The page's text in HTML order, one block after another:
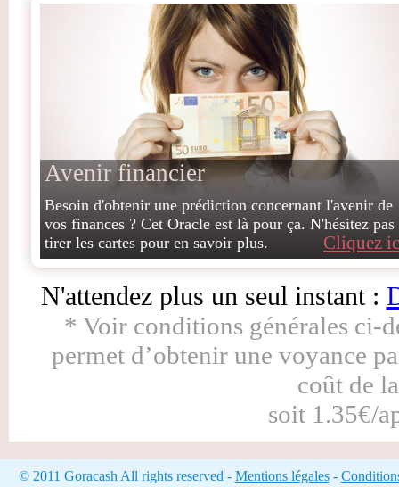
Avenir financier
Cliquez
Besoin d'obtenir une prédiction concernant l'avenir de
vos finances ? Cet Oracle est là pour ça. N'hésitez pas
tirer les cartes pour en savoir plus.
N'attendez plus un seul instant :
* Voir conditions générales ci-
permet d’obtenir une voyance
coût de
soit 1.35€/
© 2011 Goracash All rights reserved - Mentions légales-